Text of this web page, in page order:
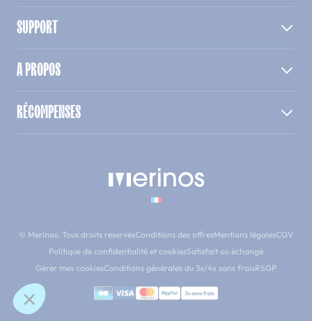
SUPPORT
A PROPOS
RÉCOMPENSES
© Merinos. Tous droits reservésConditions des offresMentions légalesCGV
Politique de confidentialité et cookiesSatisfait ou échangé
Gérer mes cookiesConditions générales du 3x/4x sans fraisRSGP